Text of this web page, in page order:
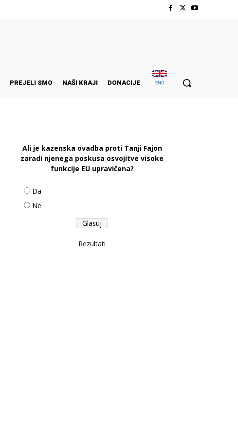
PREJELI SMO NAŠI KRAJI DONACIJE ENG
Ali je kazenska ovadba proti Tanji Fajon
zaradi njenega poskusa osvojitve visoke
funkcije EU upravičena?
Da
Ne
Rezultati